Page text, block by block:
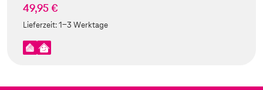
49,95 €
Lieferzeit:1-3 Werktage